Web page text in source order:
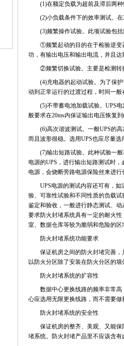
(1)在额定负载为超前及滞后两种
(2)小负载条件下的效率测试。在
(3)频繁操作试验。此项试验包括
①频繁起动的目的在于检验逆变器
功，有输出电压和输出电流，并且
②频繁切换试验。主要是检测转
(4)充电器的起动试验。为了保护
动到正常运行的过渡过程，时间一
(5)不带蓄电池加载试验。UPS电
般要求在20ms内保证输出电压恢复
(6)高次谐波测试。一般UPS的高
而且波形很稳。选用UPS也应尽量
(7)输出短路试验。此种试验一般
电源的UPS，进行输出短路测试时
电源，会烧断旁路电源保险丝来进
UPS电源的测试内容还可有，如
验、可靠性试验和不同性质的负载
鉴定和验收，一般进行静态测试、
要求防火封堵系统具有一定的耐火
室、数据仓库等较为脆弱和危险的
防火封堵系统功能要求
保证机房之间的防火封堵完善，
以防火分区除了安装在防火分区的
防火封堵系统的扩容性
数据中心更换线路的频率非常高
心应选用无限更换线路，而不需要
防火封堵系统的安全性
保证机房的整齐、美观、又能保
堵系统。防火封堵产品里不应该含